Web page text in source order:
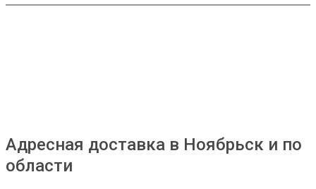
Адресная доставка в Ноябрьск и по
области